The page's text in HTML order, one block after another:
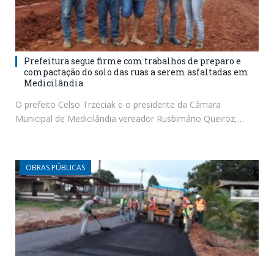
Prefeitura segue firme com trabalhos de preparo e
compactação do solo das ruas a serem asfaltadas em
Medicilândia
O prefeito Celso Trzeciak e o presidente da Câmara
Municipal de Medicilândia vereador Rusbimário Queiroz,…
OBRAS PÚBLICAS